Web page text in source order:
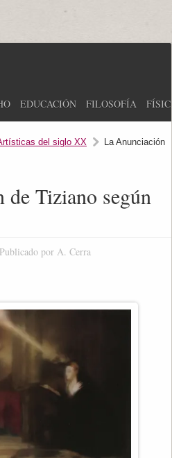
EDUCACIÓN FILOSOFÍA
del siglo XX
La Anunciación
Tiziano según
Publicado por A. Cerra